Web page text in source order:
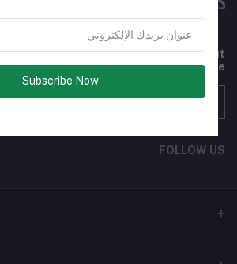
newsletter for regular updates about
Offers, Coupons & more
FOLLOW US
Subscribe Now